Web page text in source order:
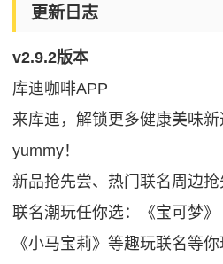
更新日志
v2.9.2版本
库迪咖啡APP
来库迪，解锁更多健康美味
yummy！
新品抢先尝、热门联名周边抢
联名潮玩任你选：《宝可梦》
《小马宝莉》等趣玩联名等你